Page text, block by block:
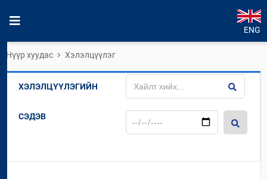
ENG
Нүүр хуудас Хэлэлцүүлэг
ХЭЛЭЛЦҮҮЛЭГИЙН
СЭДЭВ